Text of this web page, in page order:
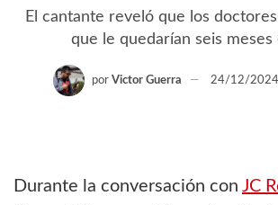
El cantante reveló que los
que le quedarían seis meses
por Victor Guerra 24/12/
Durante la conversación con JC